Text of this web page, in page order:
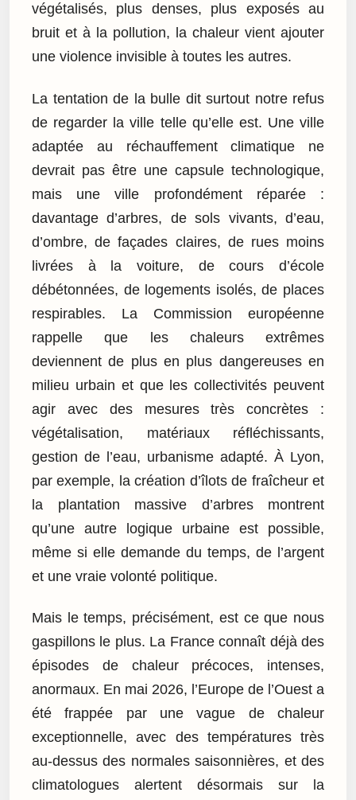
végétalisés, plus denses, plus exposés au
bruit et à la pollution, la chaleur vient ajouter
une violence invisible à toutes les autres.
La tentation de la bulle dit surtout notre refus
de regarder la ville telle qu’elle est. Une ville
adaptée au réchauffement climatique ne
devrait pas être une capsule technologique,
mais une ville profondément réparée :
davantage d’arbres, de sols vivants, d’eau,
d’ombre, de façades claires, de rues moins
livrées à la voiture, de cours d’école
débétonnées, de logements isolés, de places
respirables. La Commission européenne
rappelle que les chaleurs extrêmes
deviennent de plus en plus dangereuses en
milieu urbain et que les collectivités peuvent
agir avec des mesures très concrètes :
végétalisation, matériaux réfléchissants,
gestion de l’eau, urbanisme adapté. À Lyon,
par exemple, la création d’îlots de fraîcheur et
la plantation massive d’arbres montrent
qu’une autre logique urbaine est possible,
même si elle demande du temps, de l’argent
et une vraie volonté politique.
Mais le temps, précisément, est ce que nous
gaspillons le plus. La France connaît déjà des
épisodes de chaleur précoces, intenses,
anormaux. En mai 2026, l’Europe de l’Ouest a
été frappée par une vague de chaleur
exceptionnelle, avec des températures très
au-dessus des normales saisonnières, et des
climatologues alertent désormais sur la